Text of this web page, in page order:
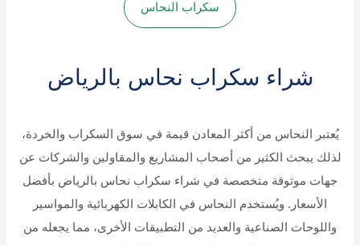
سكراب النحاس
شراء سكراب نحاس بالرياض
يُعتبر النحاس من أكثر المعادن قيمة في سوق السكراب والخردة،
لذلك يبحث الكثير من أصحاب المشاريع والمقاولين والشركات عن
جهات موثوقة متخصصة في شراء سكراب نحاس بالرياض بأفضل
الأسعار. ويُستخدم النحاس في الكابلات الكهربائية والمواسير
واللوحات الصناعية والعديد من التطبيقات الأخرى، مما يجعله من